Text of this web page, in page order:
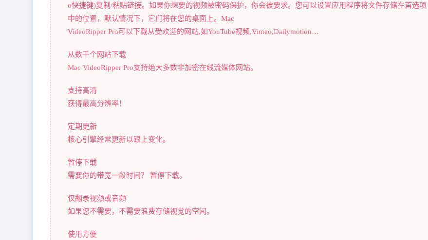
o快捷键)复制/粘贴链接。如果你想要的视频被密码保护，你会被要求。您可以设置应用程序将文件存储在首选项
中的位置，默认情况下，它们将在您的桌面上。Mac
VideoRipper Pro可以下载从受欢迎的网站,如YouTube视频,Vimeo,Dailymotion…
从数千个网站下载
Mac VideoRipper Pro支持绝大多数非加密在线流媒体网站。
支持高清
获得最高分辨率！
定期更新
核心引擎经常更新以跟上变化。
暂停下载
需要你的带宽一段时间？ 暂停下载。
仅翻录视频或音频
如果您不需要，不需要浪费存储视觉的空间。
使用方便